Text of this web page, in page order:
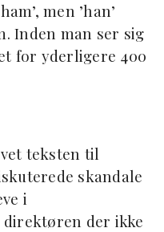
men ’han’
Inden man ser sig
for yderligere 400
teksten til
skandale
i
der ikke